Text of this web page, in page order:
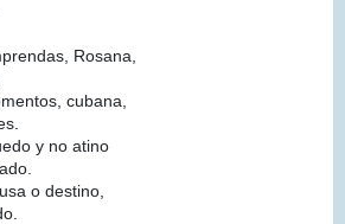
Rosana,
cubana,
y no atino
o destino,